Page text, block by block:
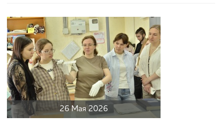
26 Мая 2026